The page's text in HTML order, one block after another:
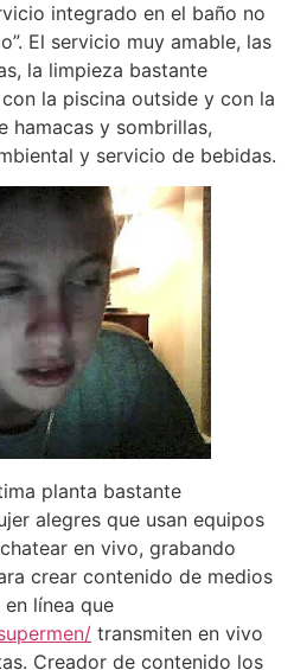
integrado en el baño no
El servicio muy amable, las
la limpieza bastante
la piscina outside y con la
hamacas y sombrillas,
y servicio de bebidas.
planta bastante
alegres que usan equipos
en vivo, grabando
crear contenido de medios
línea que
transmiten en vivo
Creador de contenido los